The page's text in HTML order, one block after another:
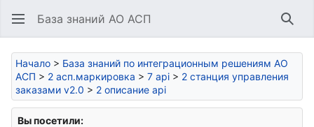
База знаний АО АСП
Начало > База знаний по интеграционным решениям АО
АСП > 2 асп.маркировка > 7 api > 2 станция управления
заказами v2.0 > 2 описание api
Вы посетили: